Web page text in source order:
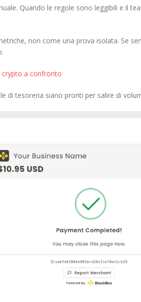
Quando le regole sono leggibili e il
non come una prova isolata. Se
crypto a confronto
di tesoreria siano pronti per salire di